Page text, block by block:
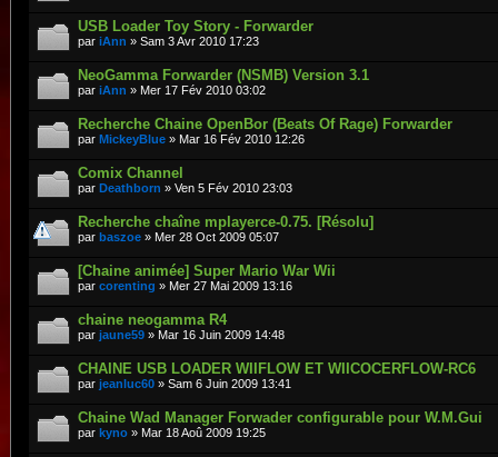
USB Loader Toy Story - Forwarder
par iAnn » Sam 3 Avr 2010 17:23
NeoGamma Forwarder (NSMB) Version 3.1
par iAnn » Mer 17 Fév 2010 03:02
Recherche Chaine OpenBor (Beats Of Rage) Forwarder
par MickeyBlue » Mar 16 Fév 2010 12:26
Comix Channel
par Deathborn » Ven 5 Fév 2010 23:03
Recherche chaîne mplayerce-0.75. [Résolu]
par baszoe » Mer 28 Oct 2009 05:07
[Chaine animée] Super Mario War Wii
par corenting » Mer 27 Mai 2009 13:16
chaine neogamma R4
par jaune59 » Mar 16 Juin 2009 14:48
CHAINE USB LOADER WIIFLOW ET WIICOCERFLOW-RC6
par jeanluc60 » Sam 6 Juin 2009 13:41
Chaine Wad Manager Forwader configurable pour W.M.Gui
par kyno » Mar 18 Aoû 2009 19:25